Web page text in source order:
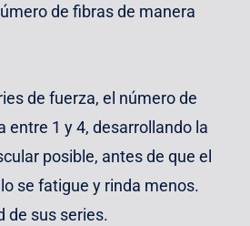
de fibras de manera
de fuerza, el número de
entre 1 y 4, desarrollando la
posible, antes de que el
se fatigue y rinda menos.
de sus series.